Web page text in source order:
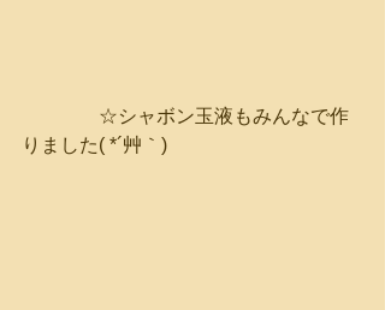
☆シャボン玉液もみんなで作
りました( *´艸｀)